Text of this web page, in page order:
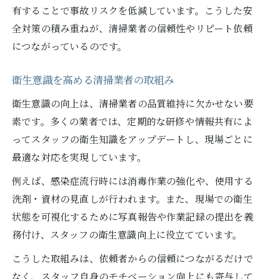
有することで事故リスクを低減しています。こうした安
全対策の積み重ねが、清掃業者の信頼性やリピート依頼
につながっているのです。
衛生意識を高める清掃業者の取組み
衛生意識の向上は、清掃業者の品質維持に欠かせない要
素です。多くの業者では、定期的な研修や情報共有によ
ってスタッフの衛生知識をアップデートし、現場ごとに
最適な対応を実現しています。
例えば、感染症流行時には消毒作業の強化や、使用する
洗剤・資材の見直しが行われます。また、現場での衛生
状態を可視化するために写真報告や作業記録の提出を義
務付け、スタッフの衛生意識向上に役立てています。
こうした取組みは、依頼者からの信頼につながるだけで